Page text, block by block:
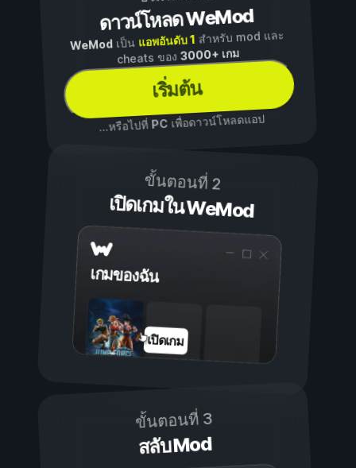
ดาวน์โหลด WeMod
WeModเป็น แอพอันดับ 1 สำหรับ mod และ
cheats ของ3000+ เกม
เริ่มต้น
...หรือไปที่ PCเพื่อดาวน์โหลดแอป
ขั้นตอนที่ 2
เปิดเกมใน WeMod
เกมของฉัน
เปิดเกม
ขั้นตอนที่ 3
สลับ Mod